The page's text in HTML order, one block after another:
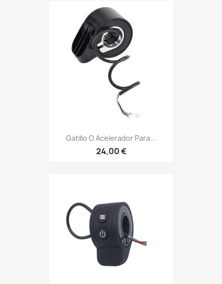
Gatillo O Acelerador Para...
24,00 €